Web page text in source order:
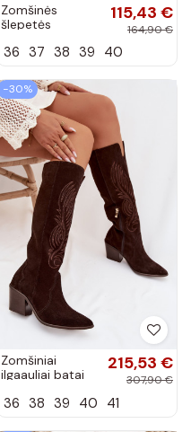
Zomšinės
šlepetės
stiliaus su
CR61-3059
šokolado
spalvos
115,43 €
164,90 €
36 37 38 39 40
−30%
Zomšiniai
ilgaauliai batai
stiliaus su
215,53 €
307,90 €
36 38 39 40 41